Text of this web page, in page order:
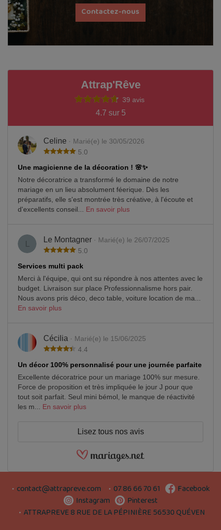
Contactez-nous
Attrap'Rêve
39 avis
4.7 sur 5
Celine · Marié(e) le 30/05/2026
5.0
Une magicienne de la décoration ! 🌸✨
Notre décoratrice a transformé le domaine de notre
mariage en un lieu absolument féerique. Dès les
préparatifs, elle s'est montrée très créative, à l'écoute et
d'excellents conseil... En savoir plus
L Le Montagner · Marié(e) le 26/07/2025
5.0
Services multi pack
Merci à l'équipe, qui ont su répondre à nos attentes avec le
budget. Livraison sur place Professionnalisme hors pair.
Nous avons pris déco, deco table, voiture location de ma...
En savoir plus
Cécilia · Marié(e) le 15/06/2025
4.4
Un décor 100% personnalisé pour une journée parfaite
Excellente décoratrice pour un mariage 100% sur mesure.
Force de proposition et très impliquée le jour J pour que
tout soit parfait. Seul mini bémol, le manque de réactivité
les m... En savoir plus
Lisez tous nos avis
contact@attrapreve.com 07 86 66 70 61 Facebook
Instagram Pinterest
ATTRAPREVE 8 RUE DE LA PÉPINIÈRE 56530 QUÉVEN